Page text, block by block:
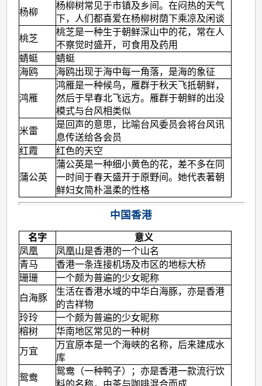
杨柳
杨柳树常见于市镇及乡间。在闷热的天气
下，人们都喜爱在杨柳树荫下乘凉及闲谈
桃芝
桃芝是一种生于朝鲜深山中的花，常在人
不察觉时盛开，可食用及药用
蜻蜓
蜻蜓
海鸥
海鸥出现于海中每一角落，是海的象征
鸿雁
鸿雁是一种候鸟，雁群于秋天飞抵朝鲜，
然后于早春北飞远方。雁群于朝鲜的出没
模式与台风相类似
米雷
是回声的意思，比喻台风委员会将台风讯
息传送给各会员
红霞
红色的天空
蒲公英
蒲公英是一种细小黄色的花，差不多在同
一时间于春天盛开于原野间。她代表著朝
鲜妇女简朴温柔的性格
中国香港
名字
意义
凤凰
凤凰山是香港的一个山名
青马
香港一条连接机场及市区的地标大桥
珊珊
一个颇为普遍的少女昵称
白海豚
生活在香港水域的中华白海豚，亦是香港
的吉祥物
玲玲
一个颇为普遍的少女昵称
榕树
华南地区常见的一种树
万宜
万宜原本是一个海峡的名称，后来建成水
库
鸳鸯
鸳鸯（一种鸭子）；亦是香港一款流行饮
料的名称，由茶与咖啡混合而成